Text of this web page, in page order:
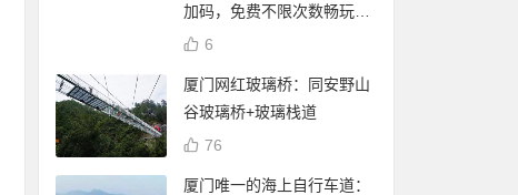
加码，免费不限次数畅玩24
个景点
6
厦门网红玻璃桥：同安野山
谷玻璃桥+玻璃栈道
76
厦门唯一的海上自行车道：